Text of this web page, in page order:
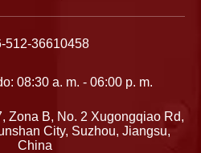
512-36610458
08:30 a. m. - 06:00 p. m.
Zona B, No. 2 Xugongqiao Rd,
City, Suzhou, Jiangsu,
China